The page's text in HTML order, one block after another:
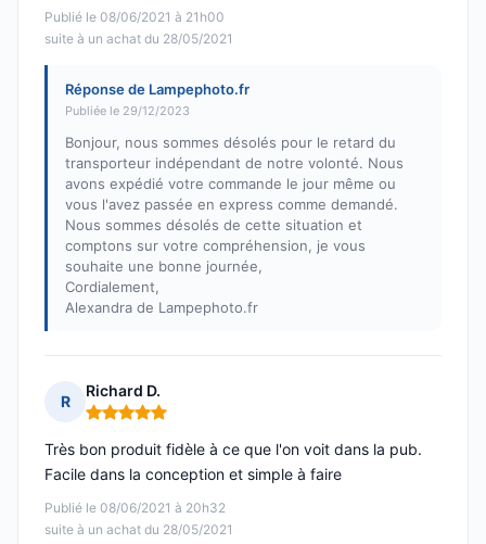
Publié le 08/06/2021 à 21h00
suite à un achat du 28/05/2021
Réponse de Lampephoto.fr
Publiée le 29/12/2023
Bonjour, nous sommes désolés pour le retard du
transporteur indépendant de notre volonté. Nous
avons expédié votre commande le jour même ou
vous l'avez passée en express comme demandé.
Nous sommes désolés de cette situation et
comptons sur votre compréhension, je vous
souhaite une bonne journée,
Cordialement,
Alexandra de Lampephoto.fr
R
Richard D.
Note : 5 sur 5
Publié le 08/06/2021 à 20h32
suite à un achat du 28/05/2021
Très bon produit fidèle à ce que l'on voit dans la pub.
Facile dans la conception et simple à faire